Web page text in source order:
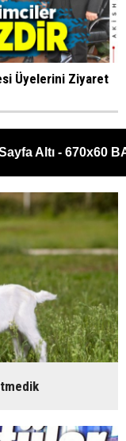
Üyelerini Ziyaret
Altı - 670x60